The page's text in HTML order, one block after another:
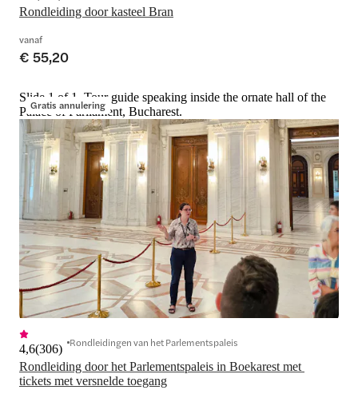
Rondleiding door kasteel Bran
vanaf
€ 55,20
Gratis annulering
Slide 1 of 1, Tour guide speaking inside the ornate hall of the
Palace of Parliament, Bucharest.
Rondleiding door het Parlementspaleis in Boekarest met
tickets met versnelde toegang
4,6(306) Rondleidingen van het Parlementspaleis